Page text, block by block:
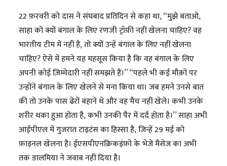
22 फ़रवरी को दास ने संघबाद प्रतिदिन से कहा था, “मुझे बताओ,
साहा को क्यों बंगाल के लिए रणजी ट्रॉफ़ी नहीं खेलना चाहिए? वह
भारतीय टीम में नहीं हैं, तो क्यों उन्हें बंगाल के लिए नहीं खेलना
चाहिए? ऐसे में हमने यह महसूस किया है कि वह बंगाल के लिए
अपनी कोई ज़िम्मेदारी नहीं समझते हैं।” “पहले भी कई मौक़ों पर
उन्होंने बंगाल के लिए खेलने से मना किया था। जब हमने उनसे बात
की तो उनके पास ढेरों बहाने थे और वह मैच नहीं खेले। कभी उनके
शरीर थका हुआ होता है, कभी उनकी पैर में दर्द होता है।” साहा अभी
आईपीएल में गुजरात टाइटंस का हिस्सा हैं, जिन्हें 29 मई को
फ़ाइनल खेलना है। ईएसपीएनक्रिकइंफ़ो के भेजे मैसेज का अभी
तक डालमिया ने जवाब नहीं दिया है।